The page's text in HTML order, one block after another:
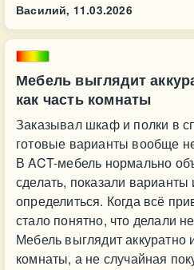
Василий, 11.03.2026
Мебель выглядит
как часть комнаты
Заказывал шкаф и полки в
готовые варианты вообще
В ACT-мебель нормально
сделать, показали варианты
определиться. Когда всё
стало понятно, что делали
Мебель выглядит аккуратно
комнаты, а не случайная